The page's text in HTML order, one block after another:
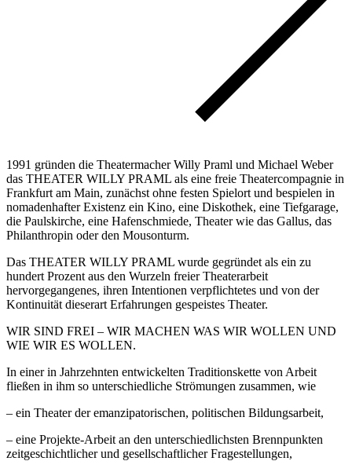
1991 gründen die Theatermacher Willy Praml und Michael Weber
das THEATER WILLY PRAML als eine freie Theatercompagnie in
Frankfurt am Main, zunächst ohne festen Spielort und bespielen in
nomadenhafter Existenz ein Kino, eine Diskothek, eine Tiefgarage,
die Paulskirche, eine Hafenschmiede, Theater wie das Gallus, das
Philanthropin oder den Mousonturm.
Das THEATER WILLY PRAML wurde gegründet als ein zu
hundert Prozent aus den Wurzeln freier Theaterarbeit
hervorgegangenes, ihren Intentionen verpflichtetes und von der
Kontinuität dieserart Erfahrungen gespeistes Theater.
WIR SIND FREI – WIR MACHEN WAS WIR WOLLEN UND
WIE WIR ES WOLLEN.
In einer in Jahrzehnten entwickelten Traditionskette von Arbeit
fließen in ihm so unterschiedliche Strömungen zusammen, wie
– ein Theater der emanzipatorischen, politischen Bildungsarbeit,
– eine Projekte-Arbeit an den unterschiedlichsten Brennpunkten
zeitgeschichtlicher und gesellschaftlicher Fragestellungen,